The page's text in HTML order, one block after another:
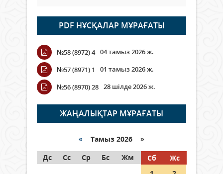
Open Air: Қызылорда облысы
полиция департаменті 20
мыңнан астам көрерменнің
қауіпсіздігін қамтамасыз етті
06 тамыз 2026 ж.
Wi-Fi ҚАБЫРҒА АРҚЫЛЫ ҚАЛАЙ
ӨТЕДІ?
06 тамыз 2026 ж. 254
граждане Казахстана,
05 тамыз 2026 ж. 133
PDF НҰСҚАЛАР МҰРАҒАТЫ
№58 (8972) 4 04 тамыз 2026 ж.
№57 (8971) 1
01 тамыз 2026 ж.
№56 (8970) 28 28 шілде 2026 ж.
ЖАҢАЛЫҚТАР МҰРАҒАТЫ
« Тамыз 2026 »
Дс
Сс Ср Бс Жм Сб
Жс